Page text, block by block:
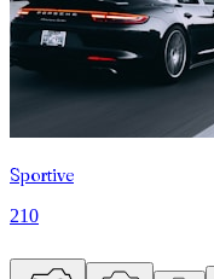
Sportive
210